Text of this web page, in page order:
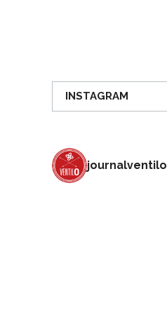
INSTAGRAM
journalventilo